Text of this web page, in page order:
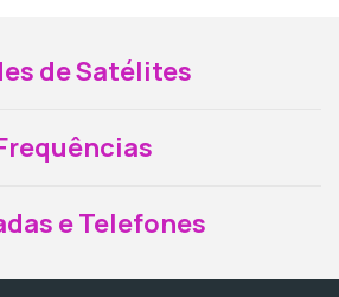
de Satélites
e Telefones